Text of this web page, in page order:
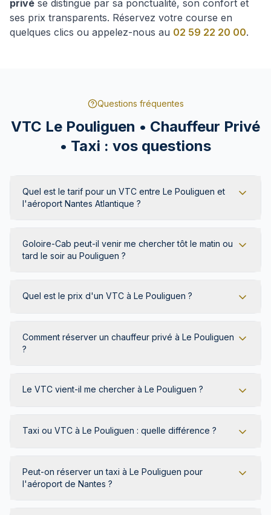
privé se distingue par sa ponctualité, son confort et
ses prix transparents. Réservez votre course en
quelques clics ou appelez-nous au 02 59 22 20 00.
Questions fréquentes
VTC Le Pouliguen • Chauffeur Privé
• Taxi : vos questions
Quel est le tarif pour un VTC entre Le Pouliguen et
l'aéroport Nantes Atlantique ?
Goloire-Cab peut-il venir me chercher tôt le matin ou
tard le soir au Pouliguen ?
Quel est le prix d'un VTC à Le Pouliguen ?
Comment réserver un chauffeur privé à Le Pouliguen
?
Le VTC vient-il me chercher à Le Pouliguen ?
Taxi ou VTC à Le Pouliguen : quelle différence ?
Peut-on réserver un taxi à Le Pouliguen pour
l'aéroport de Nantes ?